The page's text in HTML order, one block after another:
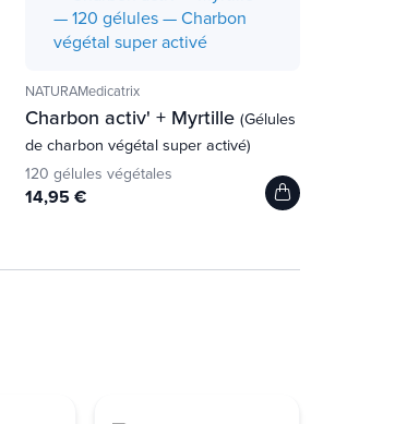
NATURAMedicatrix
Charbon activ' + Myrtille (Gélules
de charbon végétal super activé)
120 gélules végétales
14,95 €